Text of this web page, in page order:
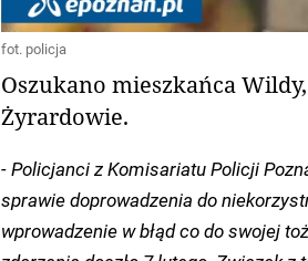
fot. policja
Oszukano mieszkańca
Żyrardowie.
- Policjanci z Komisariatu Policji
sprawie doprowadzenia do
wprowadzenie w błąd co do swojej